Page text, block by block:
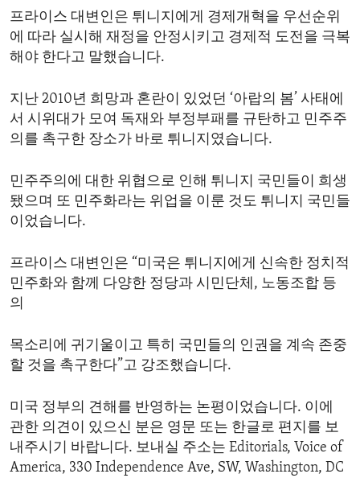
프라이스 대변인은 튀니지에게 경제개혁을 우선순위
에 따라 실시해 재정을 안정시키고 경제적 도전을 극복
해야 한다고 말했습니다.
지난 2010년 희망과 혼란이 있었던 ‘아랍의 봄’ 사태에
서 시위대가 모여 독재와 부정부패를 규탄하고 민주주
의를 촉구한 장소가 바로 튀니지였습니다.
민주주의에 대한 위협으로 인해 튀니지 국민들이 희생
됐으며 또 민주화라는 위업을 이룬 것도 튀니지 국민들
이었습니다.
프라이스 대변인은 “미국은 튀니지에게 신속한 정치적
민주화와 함께 다양한 정당과 시민단체, 노동조합 등
의
목소리에 귀기울이고 특히 국민들의 인권을 계속 존중
할 것을 촉구한다”고 강조했습니다.
미국 정부의 견해를 반영하는 논평이었습니다. 이에
관한 의견이 있으신 분은 영문 또는 한글로 편지를 보
내주시기 바랍니다. 보내실 주소는 Editorials, Voice of
America, 330 Independence Ave, SW, Washington, DC